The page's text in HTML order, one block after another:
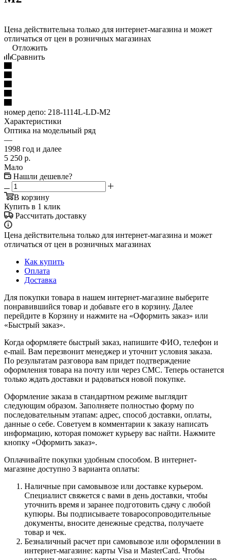
Цена действительна только для интернет-магазина и может
отличаться от цен в розничных магазинах
Отложить
Сравнить
номер депо: 218-1114L-LD-M2
Характеристики
Оптика на модельный ряд
—
1998 год и далее
5 250 р.
Мало
Нашли дешевле?
В корзину
Купить в 1 клик
Рассчитать доставку
Цена действительна только для интернет-магазина и может
отличаться от цен в розничных магазинах
Как купить
Оплата
Доставка
Для покупки товара в нашем интернет-магазине выберите
понравившийся товар и добавьте его в корзину. Далее
перейдите в Корзину и нажмите на «Оформить заказ» или
«Быстрый заказ».
Когда оформляете быстрый заказ, напишите ФИО, телефон и
e-mail. Вам перезвонит менеджер и уточнит условия заказа.
По результатам разговора вам придет подтверждение
оформления товара на почту или через СМС. Теперь останется
только ждать доставки и радоваться новой покупке.
Оформление заказа в стандартном режиме выглядит
следующим образом. Заполняете полностью форму по
последовательным этапам: адрес, способ доставки, оплаты,
данные о себе. Советуем в комментарии к заказу написать
информацию, которая поможет курьеру вас найти. Нажмите
кнопку «Оформить заказ».
Оплачивайте покупки удобным способом. В интернет-
магазине доступно 3 варианта оплаты:
Наличные при самовывозе или доставке курьером.
Специалист свяжется с вами в день доставки, чтобы
уточнить время и заранее подготовить сдачу с любой
купюры. Вы подписываете товаросопроводительные
документы, вносите денежные средства, получаете
товар и чек.
Безналичный расчет при самовывозе или оформлении в
интернет-магазине: карты Visa и MasterCard. Чтобы